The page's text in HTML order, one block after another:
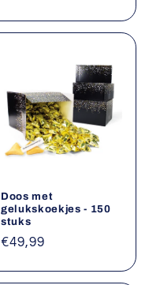
Doos met
gelukskoekjes - 150
stuks
Normale
€49,99